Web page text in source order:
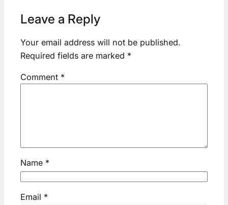
Leave a Reply
Your email address will not be published.
Required fields are marked *
Comment *
Name *
Email *